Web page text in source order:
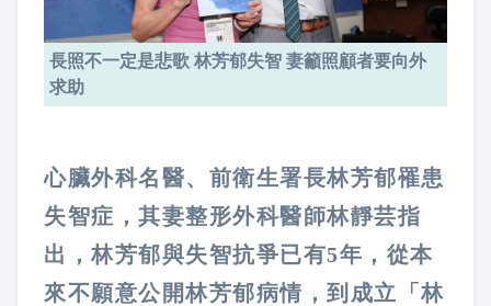
長照不一定是悲歌 林芳郁失智 妻籲照顧者要向外
求助
心臟外科名醫、前衛生署長林芳郁罹患
失智症，其妻整形外科醫師林靜芸指
出，林芳郁與失智抗爭已有5年，從本
來不願意公開林芳郁病情，到成立「林